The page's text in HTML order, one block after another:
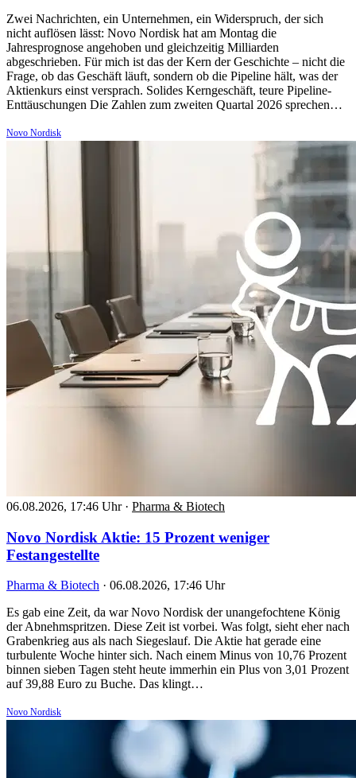
Zwei Nachrichten, ein Unternehmen, ein Widerspruch, der sich
nicht auflösen lässt: Novo Nordisk hat am Montag die
Jahresprognose angehoben und gleichzeitig Milliarden
abgeschrieben. Für mich ist das der Kern der Geschichte – nicht die
Frage, ob das Geschäft läuft, sondern ob die Pipeline hält, was der
Aktienkurs einst versprach. Solides Kerngeschäft, teure Pipeline-
Enttäuschungen Die Zahlen zum zweiten Quartal 2026 sprechen…
Novo Nordisk
06.08.2026, 17:46 Uhr · Pharma & Biotech
Novo Nordisk Aktie: 15 Prozent weniger
Festangestellte
Pharma & Biotech · 06.08.2026, 17:46 Uhr
Es gab eine Zeit, da war Novo Nordisk der unangefochtene König
der Abnehmspritzen. Diese Zeit ist vorbei. Was folgt, sieht eher nach
Grabenkrieg aus als nach Siegeslauf. Die Aktie hat gerade eine
turbulente Woche hinter sich. Nach einem Minus von 10,76 Prozent
binnen sieben Tagen steht heute immerhin ein Plus von 3,01 Prozent
auf 39,88 Euro zu Buche. Das klingt…
Novo Nordisk